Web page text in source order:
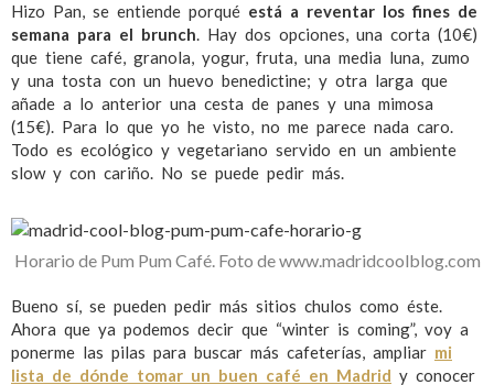
Hizo Pan, se entiende porqué está a reventar los fines de
semana para el brunch. Hay dos opciones, una corta (10€)
que tiene café, granola, yogur, fruta, una media luna, zumo
y una tosta con un huevo benedictine; y otra larga que
añade a lo anterior una cesta de panes y una mimosa
(15€). Para lo que yo he visto, no me parece nada caro.
Todo es ecológico y vegetariano servido en un ambiente
slow y con cariño. No se puede pedir más.
Horario de Pum Pum Café. Foto de www.madridcoolblog.com
Bueno sí, se pueden pedir más sitios chulos como éste.
Ahora que ya podemos decir que “winter is coming”, voy a
ponerme las pilas para buscar más cafeterías, ampliar mi
lista de dónde tomar un buen café en Madrid y conocer